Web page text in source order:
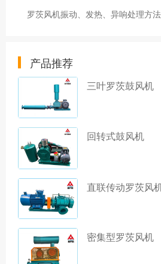
罗茨风机振动、发热、异响处理方
产品推荐
三叶罗茨鼓风机
回转式鼓风机
直联传动罗茨风
密集型罗茨风机